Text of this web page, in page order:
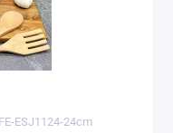
ESJ1124-24cm